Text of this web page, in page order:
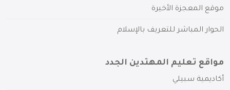
موقع المعجزة الأخيرة
الحوار المباشر للتعريف بالإسلام
مواقع تعليم المهتدين الجدد
أكاديمية سبيلي